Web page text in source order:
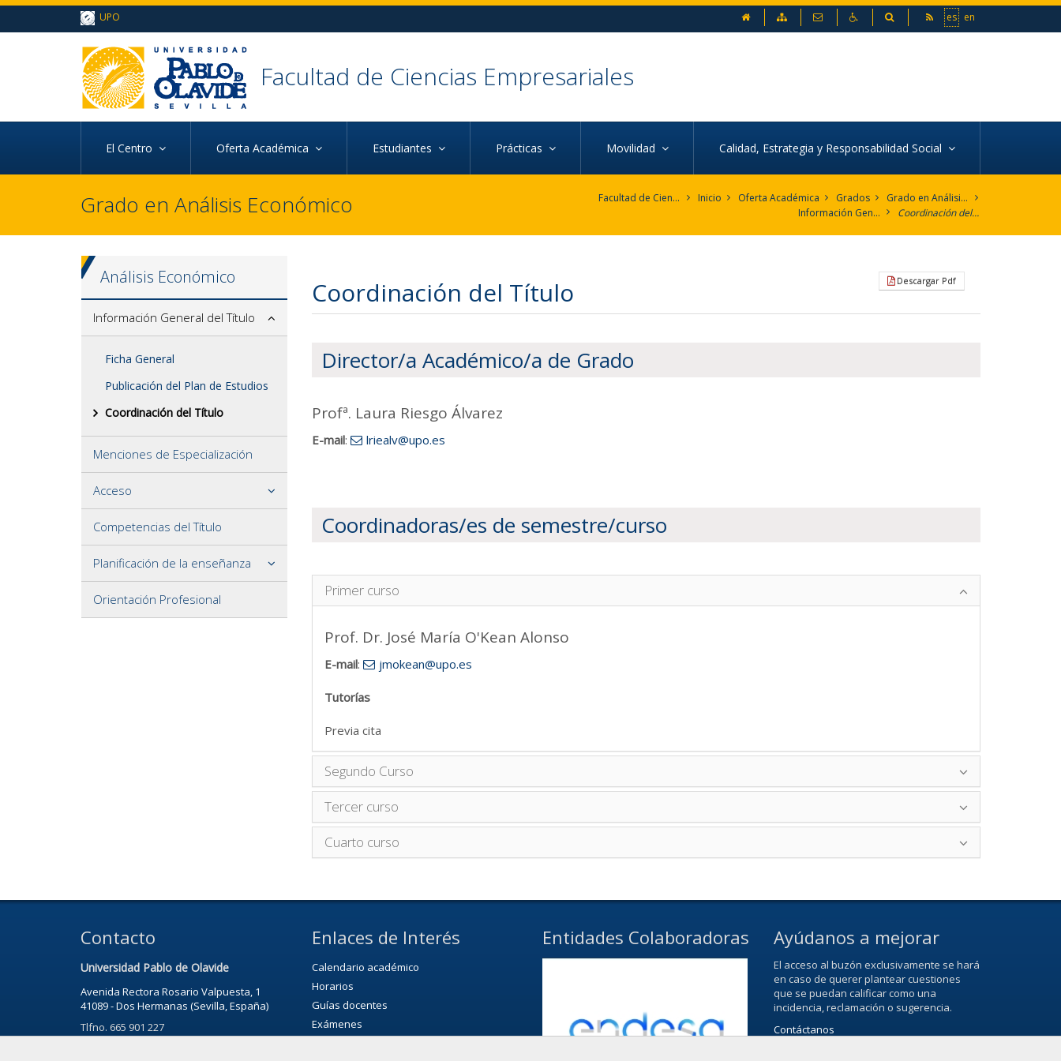
Ir al contenido principal de la página (alt + s)
Ir a la cabecera de la página (alt + c)
Ir al pie de la página (alt + p)
Ir al menú principal (alt + u)
es en
UPO Mapa web Contacto AccesibilidadBuscador
Facultad de Ciencias Empresariales
El Centro Oferta Académica Estudiantes Prácticas Movilidad Calidad, Estrategia y Responsabilidad Social
Grado en Análisis Económico Facultad de Ciencias Empresariales Inicio Oferta Académica Grados
Grado en Análisis Económico
Información General del Título
Coordinación del Título
Análisis Económico
Información General del Título
Ficha General
Publicación del Plan de Estudios
Coordinación del Título
Menciones de Especialización
Acceso
Competencias del Título
Planificación de la enseñanza
Orientación Profesional
Descargar Pdf
Coordinación del Título
Director/a Académico/a de Grado
Profª. Laura Riesgo Álvarez
E-mail: lriealv@upo.es
Coordinadoras/es de semestre/curso
Primer curso
Prof. Dr. José María O'Kean Alonso
E-mail: jmokean@upo.es
Tutorías
Previa cita
Segundo Curso
Tercer curso
Cuarto curso
Contacto
Universidad Pablo de Olavide
Avenida Rectora Rosario Valpuesta, 1
41089 - Dos Hermanas (Sevilla, España)
Tlfno. 665 901 227
Enlaces de Interés
Calendario académico
Horarios
Guías docentes
Exámenes
Entidades Colaboradoras Ayúdanos a mejorar
El acceso al buzón exclusivamente se hará
en caso de querer plantear cuestiones
que se puedan calificar como una
incidencia, reclamación o sugerencia.
Contáctanos